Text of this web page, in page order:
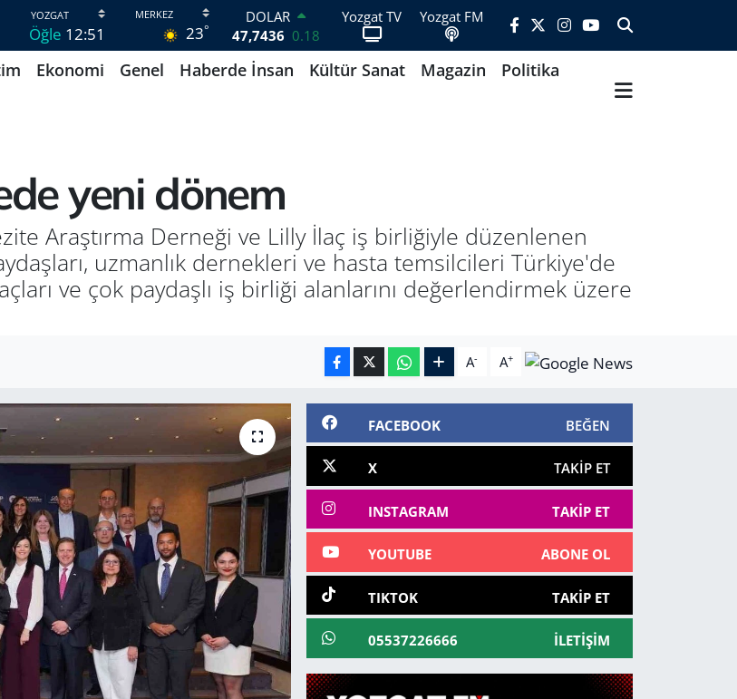
Öğle 12:51 23°
DOLAR
47,7436 0.18
EURO
55,2510 0.32
13.779
BITCOIN
64.815,30
-0.1
Yozgat TV Yozgat FM
Ekonomi Genel Haberde İnsan Kültür Sanat Magazin
Politika
yeni dönem
Araştırma Derneği ve Lilly İlaç iş birliğiyle düzenlenen
uzmanlık dernekleri ve hasta temsilcileri Türkiye'de
ve çok paydaşlı iş birliği alanlarını değerlendirmek üzere
A- A+
FACEBOOK BEĞEN
X TAKIP ET
INSTAGRAM TAKIP ET
YOUTUBE ABONE OL
TIKTOK TAKIP ET
05537226666 İLETIŞIM